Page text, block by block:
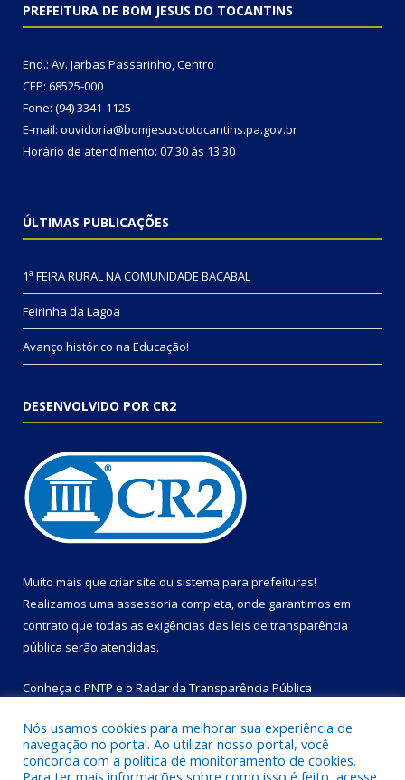
PREFEITURA DE BOM JESUS DO TOCANTINS
End.: Av. Jarbas Passarinho, Centro
CEP: 68525-000
Fone: (94) 3341-1125
E-mail: ouvidoria@bomjesusdotocantins.pa.gov.br
Horário de atendimento: 07:30 às 13:30
ÚLTIMAS PUBLICAÇÕES
1ª FEIRA RURAL NA COMUNIDADE BACABAL
Feirinha da Lagoa
Avanço histórico na Educação!
DESENVOLVIDO POR CR2
Muito mais que criar site ou sistema para prefeituras!
Realizamos uma assessoria completa, onde garantimos em
contrato que todas as exigências das leis de transparência
pública serão atendidas.
Conheça o PNTP e o Radar da Transparência Pública
Nós usamos cookies para melhorar sua experiência de
navegação no portal. Ao utilizar nosso portal, você
concorda com a política de monitoramento de cookies.
Para ter mais informações sobre como isso é feito, acesse